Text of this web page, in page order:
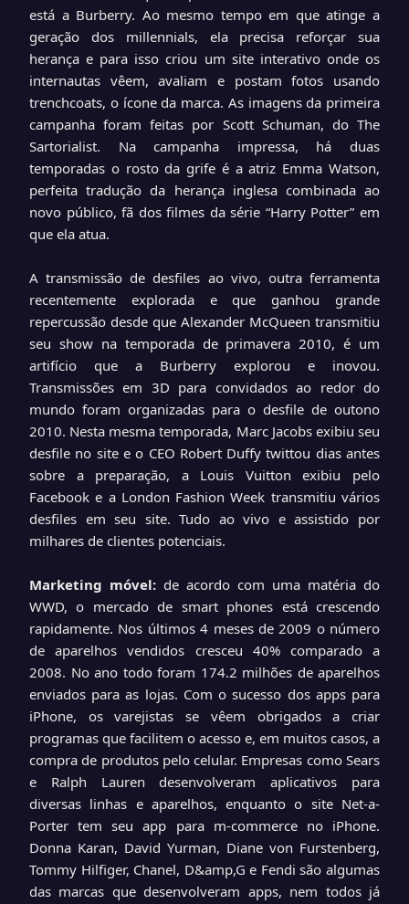
está a Burberry. Ao mesmo tempo em que atinge a
geração dos millennials, ela precisa reforçar sua
herança e para isso criou um site interativo onde os
internautas vêem, avaliam e postam fotos usando
trenchcoats, o ícone da marca. As imagens da primeira
campanha foram feitas por Scott Schuman, do The
Sartorialist. Na campanha impressa, há duas
temporadas o rosto da grife é a atriz Emma Watson,
perfeita tradução da herança inglesa combinada ao
novo público, fã dos filmes da série “Harry Potter” em
que ela atua.
A transmissão de desfiles ao vivo, outra ferramenta
recentemente explorada e que ganhou grande
repercussão desde que Alexander McQueen transmitiu
seu show na temporada de primavera 2010, é um
artifício que a Burberry explorou e inovou.
Transmissões em 3D para convidados ao redor do
mundo foram organizadas para o desfile de outono
2010. Nesta mesma temporada, Marc Jacobs exibiu seu
desfile no site e o CEO Robert Duffy twittou dias antes
sobre a preparação, a Louis Vuitton exibiu pelo
Facebook e a London Fashion Week transmitiu vários
desfiles em seu site. Tudo ao vivo e assistido por
milhares de clientes potenciais.
Marketing móvel: de acordo com uma matéria do
WWD, o mercado de smart phones está crescendo
rapidamente. Nos últimos 4 meses de 2009 o número
de aparelhos vendidos cresceu 40% comparado a
2008. No ano todo foram 174.2 milhões de aparelhos
enviados para as lojas. Com o sucesso dos apps para
iPhone, os varejistas se vêem obrigados a criar
programas que facilitem o acesso e, em muitos casos, a
compra de produtos pelo celular. Empresas como Sears
e Ralph Lauren desenvolveram aplicativos para
diversas linhas e aparelhos, enquanto o site Net-a-
Porter tem seu app para m-commerce no iPhone.
Donna Karan, David Yurman, Diane von Furstenberg,
Tommy Hilfiger, Chanel, D&amp,G e Fendi são algumas
das marcas que desenvolveram apps, nem todos já